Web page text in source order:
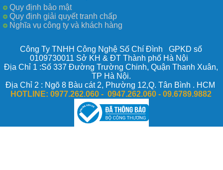
Quy định bảo mật
Quy định giải quyết tranh chấp
Nghĩa vụ công ty và khách hàng
Công Ty TNHH Công Nghệ Số Chí Đình GPKD số
0109730011 Sở KH & ĐT Thành phố Hà Nội
Địa Chỉ 1 :Số 337 Đường Trường Chinh, Quận Thanh Xuân,
TP Hà Nội.
Địa Chỉ 2 : Ngõ 8 Bàu cát 2, Phường 12,Q. Tân Bình . HCM
HOTLINE: 0977.262.060 - 0947.262.060 -09.6789.9882